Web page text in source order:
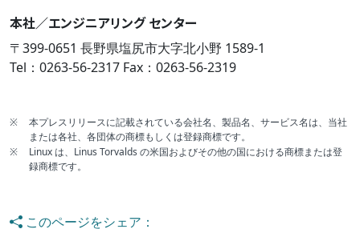
本社／エンジニアリング センター
〒399-0651 長野県塩尻市大字北小野 1589-1
Tel：0263-56-2317 Fax：0263-56-2319
※
本プレスリリースに記載されている会社名、製品名、サービス名は、当社
または各社、各団体の商標もしくは登録商標です。
※
Linux は、Linus Torvalds の米国およびその他の国における商標または登
録商標です。
このページをシェア：